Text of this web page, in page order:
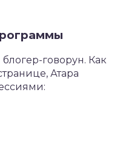
говорун. Как
Атара